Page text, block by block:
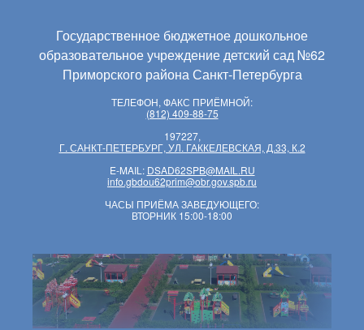
Государственное бюджетное дошкольное
образовательное учреждение детский сад №62
Приморского района Санкт-Петербурга
ТЕЛЕФОН, ФАКС ПРИЁМНОЙ:
(812) 409-88-75
197227,
Г. САНКТ-ПЕТЕРБУРГ, УЛ. ГАККЕЛЕВСКАЯ, Д.33, К.2
E-MAIL: DSAD62SPB@MAIL.RU
info.gbdou62prim@obr.gov.spb.ru
ЧАСЫ ПРИЁМА ЗАВЕДУЮЩЕГО:
ВТОРНИК 15:00-18:00